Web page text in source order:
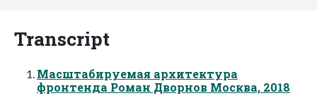
Transcript
Маcштабируемая архитектура
фронтенда Роман Дворнов Москва, 2018